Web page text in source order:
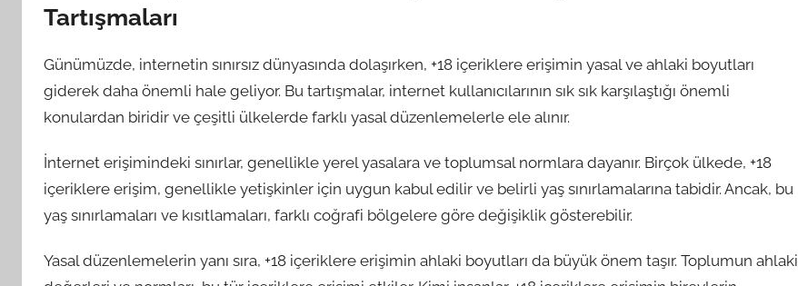
Tartışmaları
Günümüzde, internetin sınırsız dünyasında dolaşırken, +18 içeriklere erişimin yasal ve ahlaki boyutları
giderek daha önemli hale geliyor. Bu tartışmalar, internet kullanıcılarının sık sık karşılaştığı önemli
konulardan biridir ve çeşitli ülkelerde farklı yasal düzenlemelerle ele alınır.
İnternet erişimindeki sınırlar, genellikle yerel yasalara ve toplumsal normlara dayanır. Birçok ülkede, +18
içeriklere erişim, genellikle yetişkinler için uygun kabul edilir ve belirli yaş sınırlamalarına tabidir. Ancak, bu
yaş sınırlamaları ve kısıtlamaları, farklı coğrafi bölgelere göre değişiklik gösterebilir.
Yasal düzenlemelerin yanı sıra, +18 içeriklere erişimin ahlaki boyutları da büyük önem taşır. Toplumun ahlaki